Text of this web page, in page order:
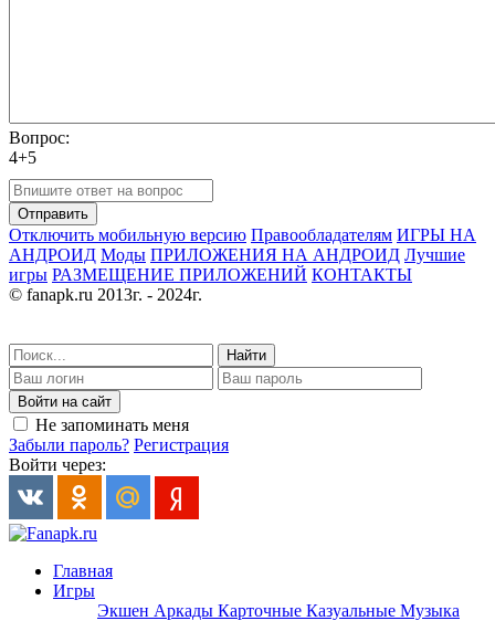
Вопрос:
4+5
Отправить
Отключить мобильную версию Правообладателям ИГРЫ НА
АНДРОИД Моды ПРИЛОЖЕНИЯ НА АНДРОИД Лучшие
игры РАЗМЕЩЕНИЕ ПРИЛОЖЕНИЙ КОНТАКТЫ
© fanapk.ru 2013г. - 2024г.
Найти
Войти на сайт
Не запоминать меня
Забыли пароль? Регистрация
Войти через:
Главная
Игры
Экшен Аркады Карточные Казуальные Музыка